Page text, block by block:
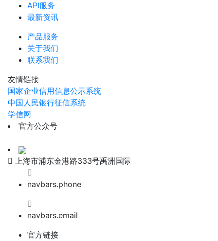
API服务
最新资讯
产品服务
关于我们
联系我们
友情链接
国家企业信用信息公示系统
中国人民银行征信系统
学信网
官方公众号
上海市浦东金港路333号禹洲国际
navbars.phone
navbars.email
官方链接